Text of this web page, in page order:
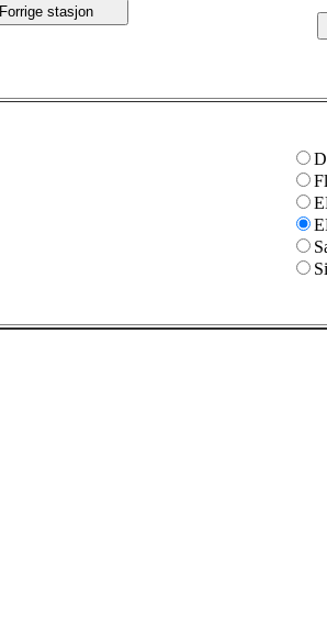
Forrige stasjon